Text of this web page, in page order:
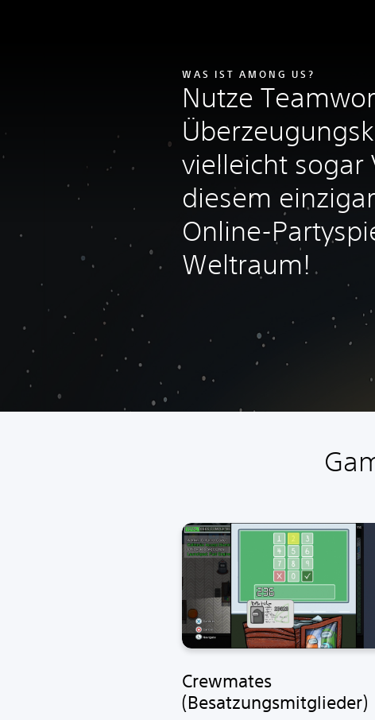
WAS IST AMONG US?
Nutze
vielleicht sogar
diesem
Online-
Weltraum!
Crewmates
(Besatzungsmitglieder)